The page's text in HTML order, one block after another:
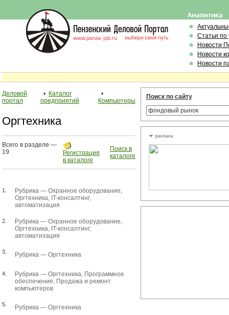
Статьи по
Новости
Новости
Новости
Деловой
портал
• Каталог
предприятий
•
Компьютеры
Оргтехника
Всего в разделе —
19
Регистрация
в каталоге
Поиск в
каталоге
1. Рубрика — Охранное оборудование,
Оргтехника, IT-консалтинг,
автоматизация
2. Рубрика — Охранное оборудование,
Оргтехника, IT-консалтинг,
автоматизация
3. Рубрика — Оргтехника
4. Рубрика — Оргтехника, Программное
обеспечение, Продажа и ремонт
компьютеров
5. Рубрика — Оргтехника
Поиск по сайту